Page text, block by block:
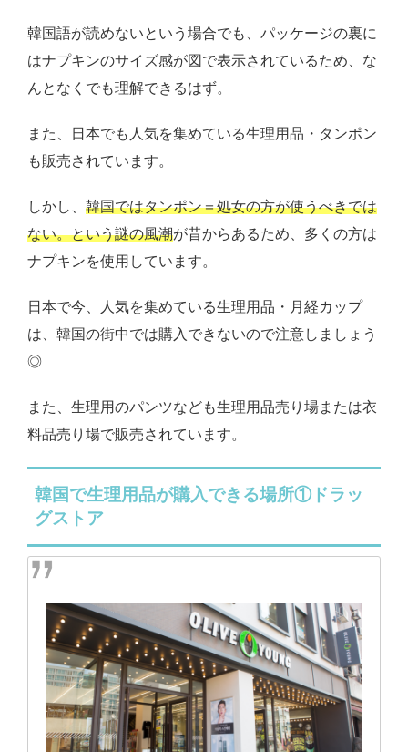
韓国語が読めないという場合でも、パッケージの裏に
はナプキンのサイズ感が図で表示されているため、な
んとなくでも理解できるはず。
また、日本でも人気を集めている生理用品・タンポン
も販売されています。
しかし、 韓国ではタンポン＝処女の方が使うべきでは
ない。という謎の風潮が昔からあるため、多くの方は
ナプキンを使用しています。
日本で今、人気を集めている生理用品・月経カップ
は、韓国の街中では購入できないので注意しましょう
◎
また、生理用のパンツなども生理用品売り場または衣
料品売り場で販売されています。
韓国で生理用品が購入できる場所①ドラッ
グストア